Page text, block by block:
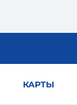
КАРТЫ